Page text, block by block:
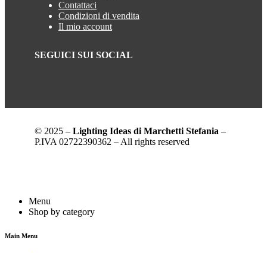
Contattaci
Condizioni di vendita
Il mio account
SEGUICI SUI SOCIAL
© 2025 – Lighting Ideas di Marchetti Stefania –
P.IVA 02722390362 – All rights reserved
Menu
Shop by category
Main Menu